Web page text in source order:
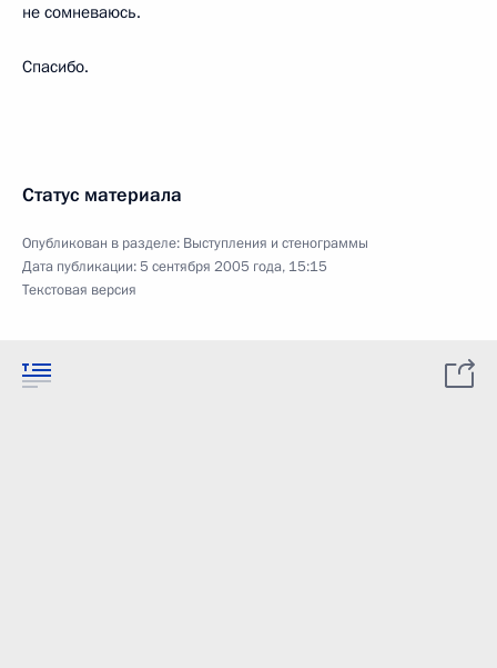
не сомневаюсь.
Спасибо.
Статус материала
Опубликован в разделе: Выступления и стенограммы
Дата публикации:5 сентября 2005 года, 15:15
Текстовая версия